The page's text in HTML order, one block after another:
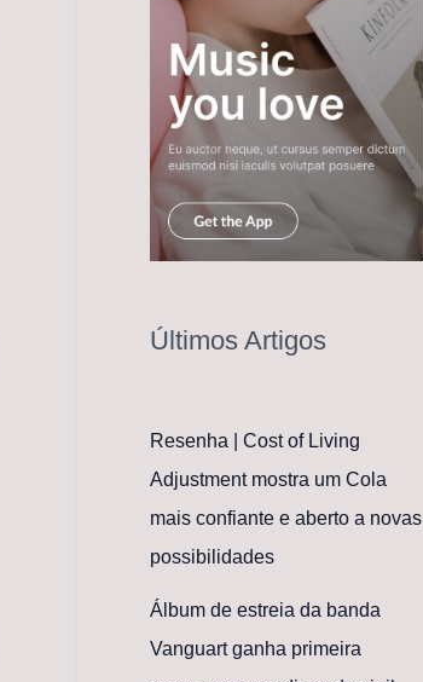
Últimos Artigos
Resenha | Cost of Living
Adjustment mostra um Cola
mais confiante e aberto a novas
possibilidades
Álbum de estreia da banda
Vanguart ganha primeira